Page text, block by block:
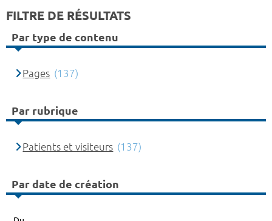
FILTRE DE RÉSULTATS
Par type de contenu
Pages (137)
Par rubrique
Patients et visiteurs (137)
Par date de création